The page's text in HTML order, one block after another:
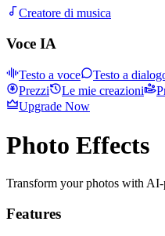
Creatore di musica
Voce IA
Testo a voce Testo a
Prezzi
Le mie creazioni
Upgrade Now
Photo Effects
Transform your photos with AI-
Features